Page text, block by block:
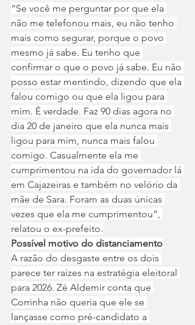
“Se você me perguntar por que ela
não me telefonou mais, eu não tenho
mais como segurar, porque o povo
mesmo já sabe. Eu tenho que
confirmar o que o povo já sabe. Eu não
posso estar mentindo, dizendo que ela
falou comigo ou que ela ligou para
mim. É verdade. Faz 90 dias agora no
dia 20 de janeiro que ela nunca mais
ligou para mim, nunca mais falou
comigo. Casualmente ela me
cumprimentou na ida do governador lá
em Cajazeiras e também no velório da
mãe de Sara. Foram as duas únicas
vezes que ela me cumprimentou”,
relatou o ex-prefeito.
Possível motivo do distanciamento
A razão do desgaste entre os dois
parece ter raízes na estratégia eleitoral
para 2026. Zé Aldemir conta que
Corrinha não queria que ele se
lançasse como pré-candidato a